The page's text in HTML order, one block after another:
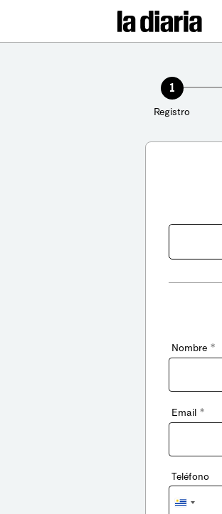
1
Registro
Nombre *
Email *
Teléfono
Uruguay